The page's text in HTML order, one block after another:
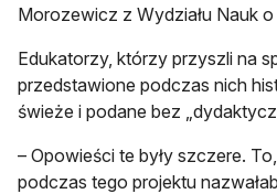
Morozewicz z Wydziału Nauk
Edukatorzy, którzy przyszli na
przedstawione podczas nich
świeże i podane bez
– Opowieści te były szczere.
podczas tego projektu